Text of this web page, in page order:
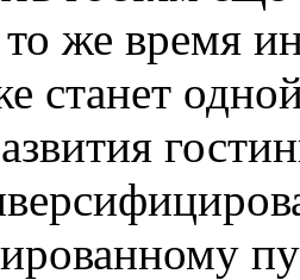
же время
станет